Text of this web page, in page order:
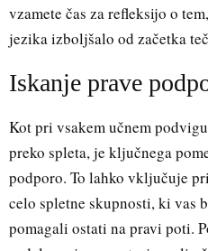
vzamete čas za refleksijo o
jezika izboljšalo od začetka
Iskanje prave
Kot pri vsakem učnem
preko spleta, je ključnega
podporo. To lahko vključuje
celo spletne skupnosti, ki vas
pomagali ostati na pravi poti.